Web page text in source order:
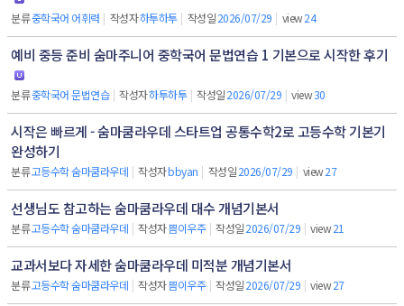
분류중학국어 어휘력 | 작성자하투하투 | 작성일2026/07/29 | view24
예비 중등 준비 숨마주니어 중학국어 문법연습 1 기본으로 시작한 후기
분류중학국어 문법연습 | 작성자하투하투 | 작성일2026/07/29 | view30
시작은 빠르게 - 숨마쿰라우데 스타트업 공통수학2로 고등수학 기본기
완성하기
분류고등수학 숨마쿰라우데 | 작성자bbyan | 작성일2026/07/29 | view27
선생님도 참고하는 숨마쿰라우데 대수 개념기본서
분류고등수학 숨마쿰라우데 | 작성자쁨이우주 | 작성일2026/07/29 | view21
교과서보다 자세한 숨마쿰라우데 미적분 개념기본서
분류고등수학 숨마쿰라우데 | 작성자쁨이우주 | 작성일2026/07/29 | view27